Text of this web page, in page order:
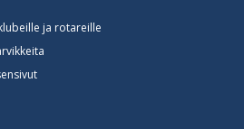
ja rotareille